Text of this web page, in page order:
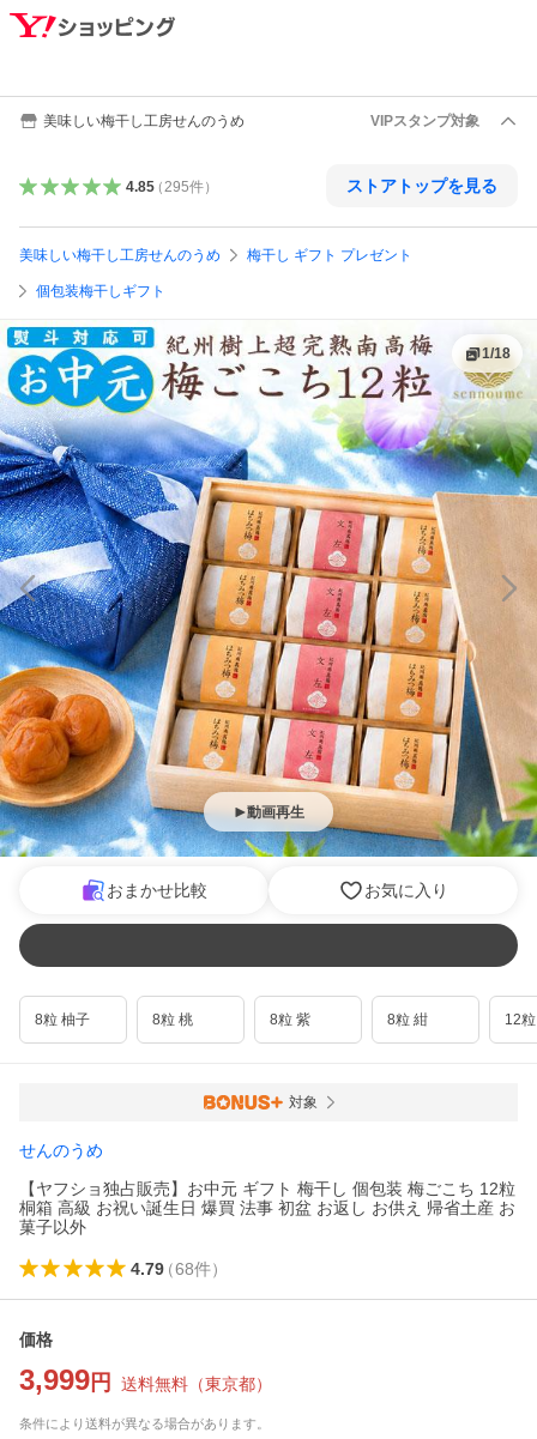
美味しい梅干し工房せんのうめ VIPスタンプ対象
4.85（ 295件） ストアトップを見る
美味しい梅干し工房せんのうめ 梅干し ギフト プレゼント
個包装梅干しギフト
動画再生
1/18
おまかせ比較 お気に入り
8粒 柚子 8粒 桃 8粒 紫 8粒 紺 12粒
対象
せんのうめ
【ヤフショ独占販売】お中元 ギフト 梅干し 個包装 梅ごこち 12粒
桐箱 高級 お祝い誕生日 爆買 法事 初盆 お返し お供え 帰省土産 お
菓子以外
4.79（68件）
価格
3,999 円 送料無料 （東京都）
条件により送料が異なる場合があります。